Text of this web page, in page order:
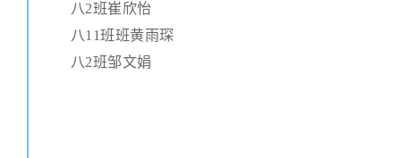
八2班崔欣怡
八11班班黄雨琛
八2班邹文娟